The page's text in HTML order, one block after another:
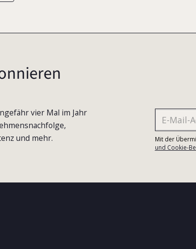
vier Mal im Jahr
und mehr.
Mit der
und Cookie-